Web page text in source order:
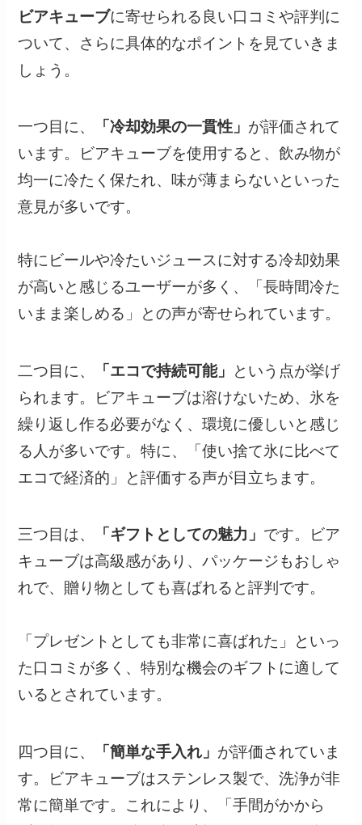
ビアキューブに寄せられる良い口コミや評判に
ついて、さらに具体的なポイントを見ていきま
しょう。
一つ目に、 「冷却効果の一貫性」 が評価されて
います。ビアキューブを使用すると、飲み物が
均一に冷たく保たれ、味が薄まらないといった
意見が多いです。
特にビールや冷たいジュースに対する冷却効果
が高いと感じるユーザーが多く、「長時間冷た
いまま楽しめる」との声が寄せられています。
二つ目に、 「エコで持続可能」
という点が挙げ
られます。ビアキューブは溶けないため、氷を
繰り返し作る必要がなく、環境に優しいと感じ
る人が多いです。特に、「使い捨て氷に比べて
エコで経済的」と評価する声が目立ちます。
三つ目は、 「ギフトとしての魅力」 です。ビア
キューブは高級感があり、パッケージもおしゃ
れで、贈り物としても喜ばれると評判です。
「プレゼントとしても非常に喜ばれた」といっ
た口コミが多く、特別な機会のギフトに適して
いるとされています。
四つ目に、 「簡単な手入れ」 が評価されていま
す。ビアキューブはステンレス製で、洗浄が非
常に簡単です。これにより、「手間がかから